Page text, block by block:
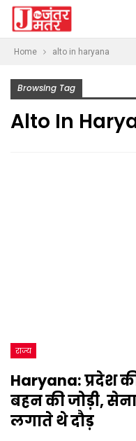
Home alto in haryana
Browsing Tag
Alto In
राज्य
Haryana: प्रदेश
बहन की जोड़ी,
लगाते थे दौड़